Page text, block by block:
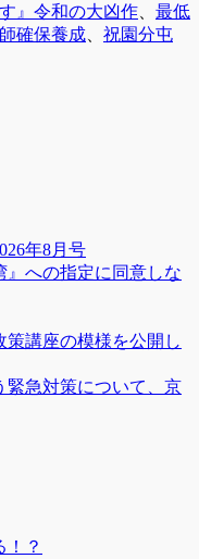
』 タ
グ
令和の大凶作、 最低
確保養成、 祝園分屯
年8月号
』への指定に同意しな
策講座の模様を公開し
緊急対策について、京
！？